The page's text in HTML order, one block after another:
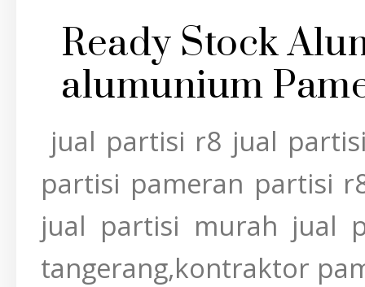
Ready Stock
alumunium
jual partisi r8 jual
partisi pameran partisi
jual partisi murah jual
tangerang,kontraktor